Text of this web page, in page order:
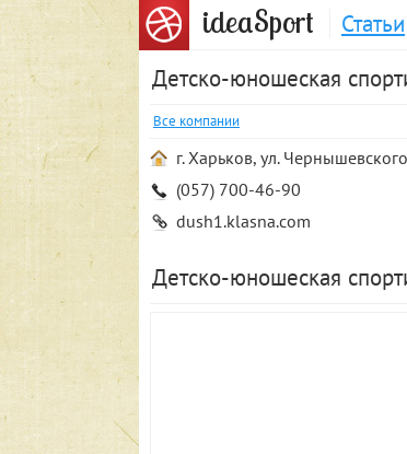
ideaSport Статьи
Детско-юношеская
Все компании
г. Харьков, ул.
(057) 700-46-90
dush1.klasna.com
Детско-юношеская